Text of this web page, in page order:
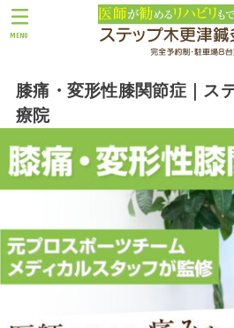
MENU
膝痛・変形性膝関節症｜ス
療院